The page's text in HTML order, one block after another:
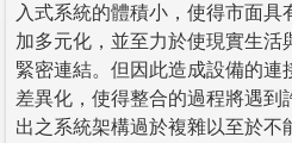
入式系統的體積小，使得市面具
加多元化，並至力於使現實生活
緊密連結。但因此造成設備的連
差異化，使得整合的過程將遇到
出之系統架構過於複雜以至於不